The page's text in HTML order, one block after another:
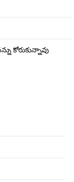
కోరుకున్నావు